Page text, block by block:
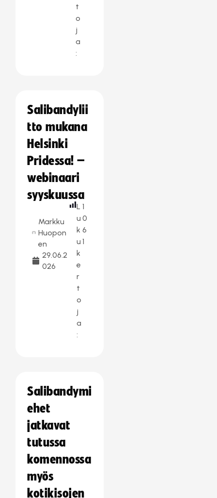
t
o
j
a
:
Salibandylii
tto mukana
Helsinki
Pridessa! –
webinaari
syyskuussa
Markku
Huopon
en
29.06.2
026
L
u
k
u
k
e
r
t
o
j
a
:
1
0
6
1
Salibandymi
ehet
jatkavat
tutussa
komennossa
myös
kotikisojen